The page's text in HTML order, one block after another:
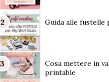
Guida alle fustelle
Cosa mettere in
printable